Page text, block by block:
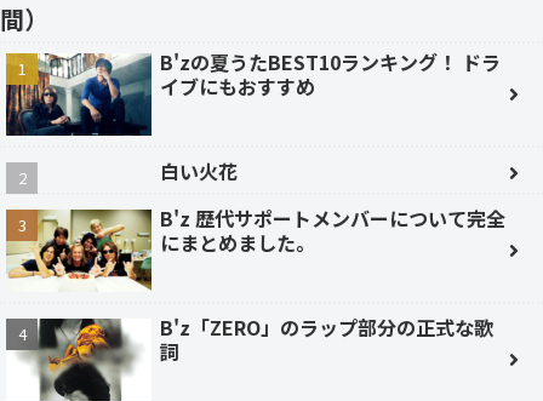
間）
B'zの夏うたBEST10ランキング！ ドラ
イブにもおすすめ
白い火花
B'z 歴代サポートメンバーについて完全
にまとめました。
B'z「ZERO」のラップ部分の正式な歌
詞